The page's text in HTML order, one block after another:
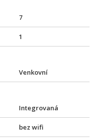
7
1
Venkovní
Integrovaná
bez wifi